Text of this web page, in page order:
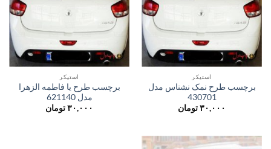
استیکر
برچسب طرح نمک نشناس مدل
430701
۳۰,۰۰۰ تومان
استیکر
برچسب طرح یا فاطمه الزهرا
مدل 621140
۳۰,۰۰۰ تومان